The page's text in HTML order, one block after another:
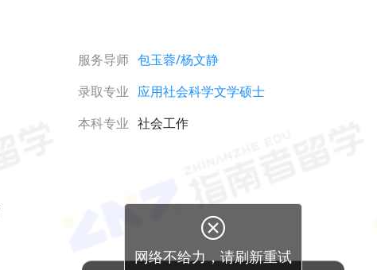
服务导师 包玉蓉/杨文静
录取专业 应用社会科学文学硕士
本科专业 社会工作

网络不给力，请刷新重试